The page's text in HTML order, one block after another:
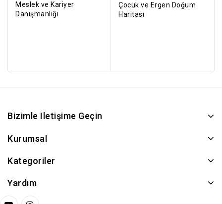
Meslek ve Kariyer
Danışmanlığı
Çocuk ve Ergen Doğum
Haritası
Bizimle Iletişime Geçin
Kurumsal
Kategoriler
Yardım